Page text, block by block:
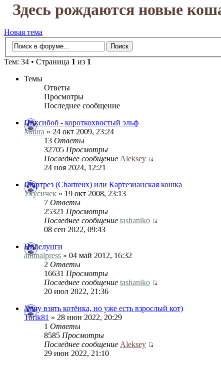
Здесь рождаются новые
Новая тема
Тем: 34 • Страница 1 из 1
Темы
Ответы
Просмотры
Последнее сообщение
Пиксибоб - короткохвостый эльф
Maura » 24 окт 2009, 23:24
13 Ответы
32705 Просмотры
Последнее сообщение Aleksey
24 ноя 2024, 12:21
Шартрез (Chartreux) или Картезианская кошка
Укусичек » 19 окт 2008, 23:13
7 Ответы
25321 Просмотры
Последнее сообщение tashaniko
08 сен 2022, 09:43
Нибелунги
animalpress » 04 май 2012, 16:32
2 Ответы
16631 Просмотры
Последнее сообщение tashaniko
20 июл 2022, 21:36
Хочу взять котёнка, но уже есть взрослый кот)
Torik81 » 28 июн 2022, 20:29
1 Ответы
8585 Просмотры
Последнее сообщение Aleksey
29 июн 2022, 21:10